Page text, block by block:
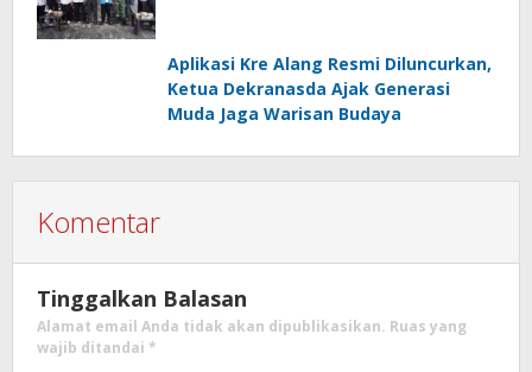
Aplikasi Kre Alang Resmi Diluncurkan,
Ketua Dekranasda Ajak Generasi
Muda Jaga Warisan Budaya
Komentar
Tinggalkan Balasan
Alamat email Anda tidak akan dipublikasikan. Ruas yang
wajib ditandai *